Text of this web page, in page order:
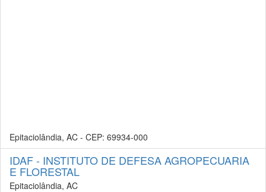
Epitaciolândia, AC - CEP: 69934-000
IDAF - INSTITUTO DE DEFESA AGROPECUARIA
E FLORESTAL
Epitaciolândia, AC